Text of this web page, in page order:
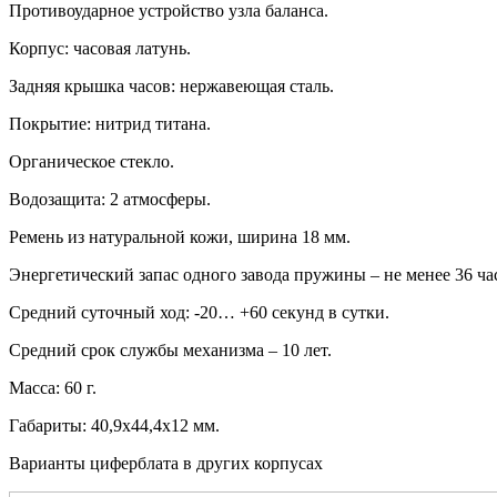
Противоударное устройство узла баланса.
Корпус: часовая латунь.
Задняя крышка часов: нержавеющая сталь.
Покрытие: нитрид титана.
Органическое стекло.
Водозащита: 2 атмосферы.
Ремень из натуральной кожи, ширина 18 мм.
Энергетический запас одного завода пружины – не менее 36
Средний суточный ход: -20… +60 секунд в сутки.
Средний срок службы механизма – 10 лет.
Масса: 60 г.
Габариты: 40,9х44,4х12 мм.
Варианты циферблата в других корпусах